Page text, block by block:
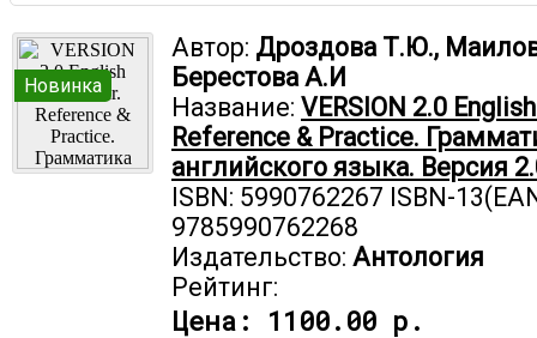
Новинка
Автор: Дроздова Т.Ю.,
Берестова А.И
Название: VERSION 2.0
Reference & Practice.
английского языка. Версия
ISBN: 5990762267 ISBN-
9785990762268
Издательство: Антология
Рейтинг:
Цена: 1100.00 р.